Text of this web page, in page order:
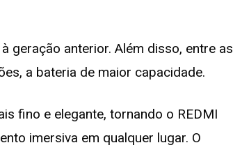
geração anterior. Além disso, entre as
a bateria de maior capacidade.
fino e elegante, tornando o REDMI
imersiva em qualquer lugar. O